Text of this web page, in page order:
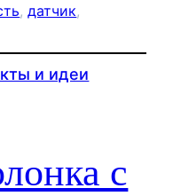
, датчик
и идеи
с